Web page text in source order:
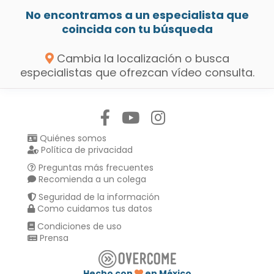
No encontramos a un especialista que
coincida con tu búsqueda
Cambia la localización o busca
especialistas que ofrezcan vídeo consulta.
Quiénes somos
Política de privacidad
Preguntas más frecuentes
Recomienda a un colega
Seguridad de la información
Como cuidamos tus datos
Condiciones de uso
Prensa